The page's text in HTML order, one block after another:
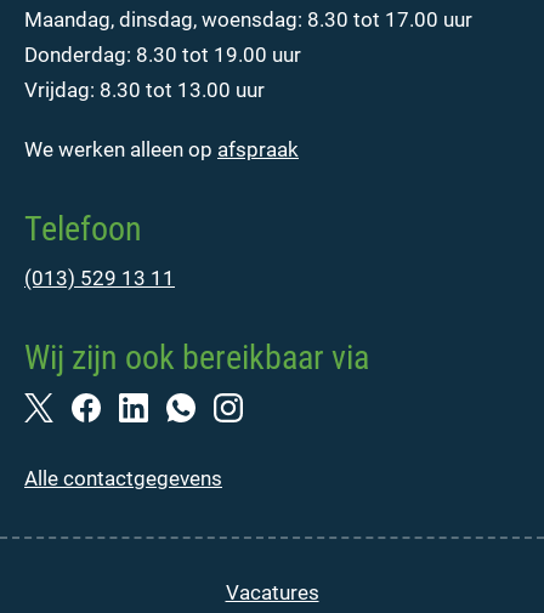
Maandag, dinsdag, woensdag: 8.30 tot 17.00 uur
Donderdag: 8.30 tot 19.00 uur
Vrijdag: 8.30 tot 13.00 uur
We werken alleen op afspraak
Telefoon
(013) 529 13 11
Wij zijn ook bereikbaar via
Alle contactgegevens
Vacatures